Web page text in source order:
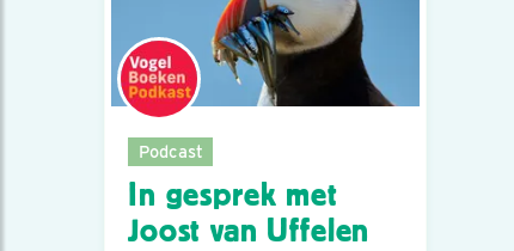
Podcast
In gesprek met
Joost van Uffelen